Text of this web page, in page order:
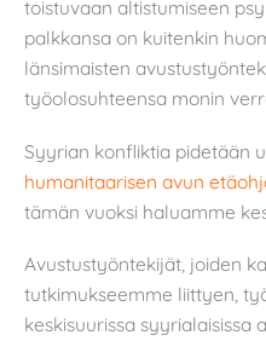
toistuvaan altistumiseen
palkkansa on kuitenkin
länsimaisten
työolosuhteensa monin
Syyrian konfliktia pidetään
humanitaarisen avun
tämän vuoksi haluamme
Avustustyöntekijät, joiden
tutkimukseemme liittyen,
keskisuurissa syyrialaisissa